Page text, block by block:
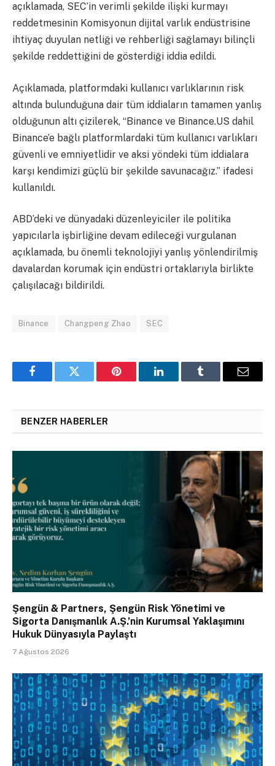
açıklamada, SEC’in verimli şekilde ilişki kurmayı
reddetmesinin Komisyonun dijital varlık endüstrisine
ihtiyaç duyulan netliği ve rehberliği sağlamayı bilinçli
şekilde reddettiğini de gösterdiği iddia edildi.
Açıklamada, platformdaki kullanıcı varlıklarının risk
altında bulunduğuna dair tüm iddiaların tamamen yanlış
olduğunun altı çizilerek, “Binance ve Binance.US dahil
Binance’e bağlı platformlardaki tüm kullanıcı varlıkları
güvenli ve emniyetlidir ve aksi yöndeki tüm iddialara
karşı kendimizi güçlü bir şekilde savunacağız.” ifadesi
kullanıldı.
ABD’deki ve dünyadaki düzenleyiciler ile politika
yapıcılarla işbirliğine devam edileceği vurgulanan
açıklamada, bu önemli teknolojiyi yanlış yönlendirilmiş
davalardan korumak için endüstri ortaklarıyla birlikte
çalışılacağı bildirildi.
Binance Changpeng Zhao SEC
FacebookTwitter Pinterest LinkedInTumblr Email
BENZER HABERLER
Şengün & Partners, Şengün Risk Yönetimi ve
Sigorta Danışmanlık A.Ş.’nin Kurumsal Yaklaşımını
Hukuk Dünyasıyla Paylaştı
7 Ağustos 2026